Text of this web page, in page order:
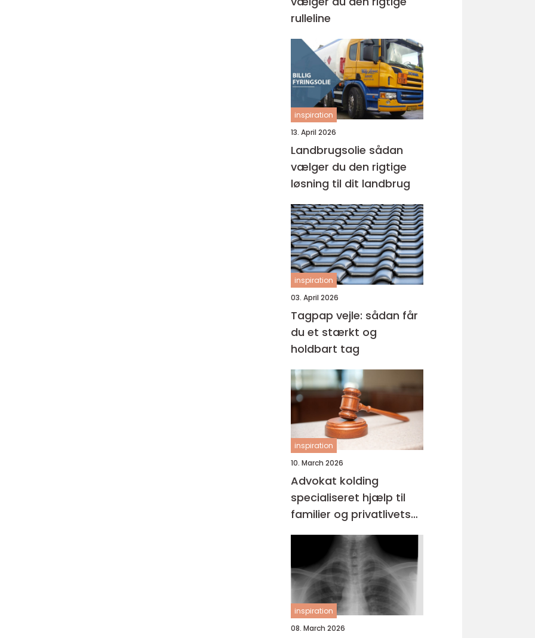
rulleline
inspiration
13. April 2026
Landbrugsolie sådan
vælger du den rigtige
løsning til dit landbrug
inspiration
03. April 2026
Tagpap vejle: sådan får
du et stærkt og
holdbart tag
inspiration
10. March 2026
Advokat kolding
specialiseret hjælp til
familier og privatlivets
jura
inspiration
08. March 2026